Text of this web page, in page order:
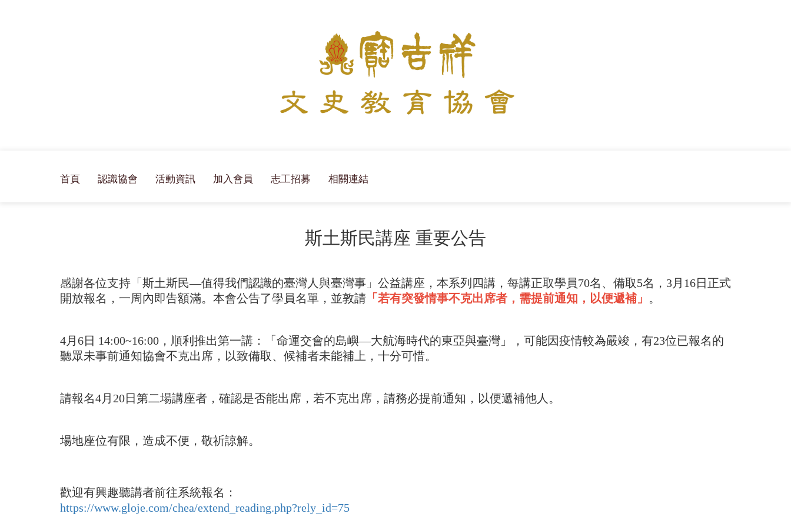
首頁 認識協會 活動資訊 加入會員 志工招募 相關連結
斯土斯民講座 重要公告
感謝各位支持「斯土斯民—值得我們認識的臺灣人與臺灣事」公益講座，本系列四講，每講正取學員70名、備取5名，3月16日正式
開放報名，一周內即告額滿。本會公告了學員名單，並敦請 「若有突發情事不克出席者，需提前通知，以便遞補」 。
4月6日 14:00~16:00，順利推出第一講：「命運交會的島嶼—大航海時代的東亞與臺灣」，可能因疫情較為嚴竣，有23位已報名的
聽眾未事前通知協會不克出席，以致備取、候補者未能補上，十分可惜。
請報名4月20日第二場講座者，確認是否能出席，若不克出席，請務必提前通知，以便遞補他人。
場地座位有限，造成不便，敬祈諒解。
歡迎有興趣聽講者前往系統報名：
https://www.gloje.com/chea/extend_reading.php?rely_id=75